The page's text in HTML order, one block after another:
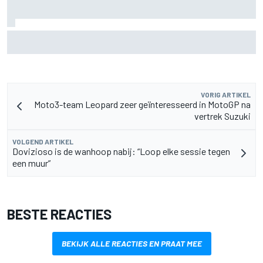
VORIG ARTIKEL
Moto3-team Leopard zeer geïnteresseerd in MotoGP na
vertrek Suzuki
VOLGEND ARTIKEL
Dovizioso is de wanhoop nabij: “Loop elke sessie tegen
een muur”
BESTE REACTIES
BEKIJK ALLE REACTIES EN PRAAT MEE